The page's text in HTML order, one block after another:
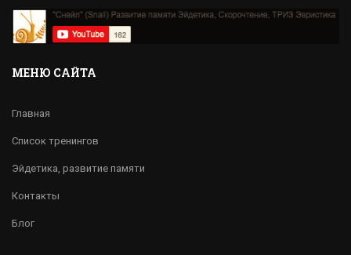
МЕНЮ САЙТА
Главная
Список тренингов
Эйдетика, развитие памяти
Контакты
Блог